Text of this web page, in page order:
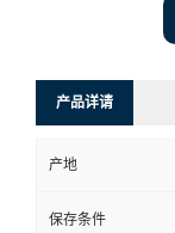
产品详请
产地
保存条件